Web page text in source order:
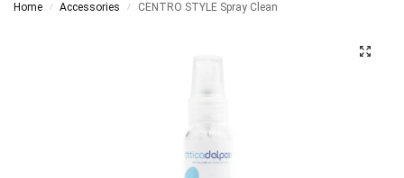
Home / Accessories / CENTRO STYLE Spray Clean